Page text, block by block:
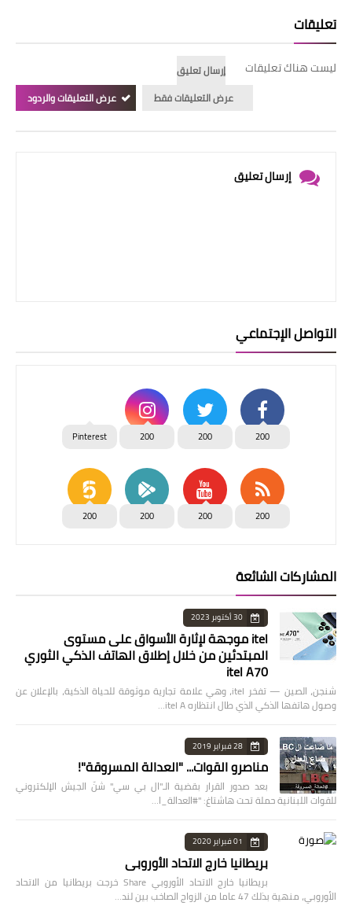
تعليقات
ليست هناك تعليقات
إرسال تعليق
عرض التعليقات فقط
عرض التعليقات والردود
إرسال تعليق
التواصل الإجتماعي
200
200
200
Pinterest
200
200
200
200
المشاركات الشائعة
30 أكتوبر 2023
itel موجهة لإثارة الأسواق على مستوى
المبتدئين من خلال إطلاق الهاتف الذكي الثوري
itel A70
شنجن، الصين — تفخر itel، وهي علامة تجارية موثوقة للحياة الذكية، بالإعلان عن
وصول هاتفها الذكي الذي طال انتظاره itel A…
28 فبراير 2019
مناصرو القوات... "العدالة المسروقة"!
بعد صدور القرار بقضية الـ"ال بي سي" شنّ الجيش الإلكتروني
للقوات اللبنانية حملة تحت هاشتاغ: "#العدالة_ا…
01 فبراير 2020
بريطانيا خارج الاتحاد الأوروبي
بريطانيا خارج الاتحاد الأوروبي Share خرجت بريطانيا من الاتحاد
الأوروبي، منهية بذلك 47 عاما من الزواج الصاخب بين لند…